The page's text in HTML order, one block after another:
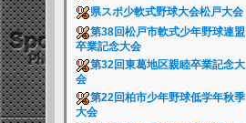
県スポ少軟式野球大会松戸大会
第38回松戸市軟式少年野球連盟
卒業記念大会
第32回東葛地区親睦卒業記念大
会
第22回柏市少年野球低学年秋季
大会